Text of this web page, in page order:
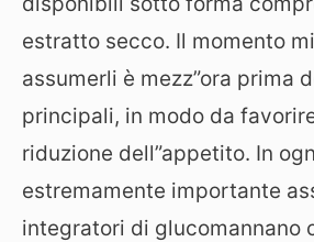
estratto secco. Il momento
assumerli è mezz”ora prima
principali, in modo da
riduzione dell”appetito. In
estremamente importante
integratori di glucomannano